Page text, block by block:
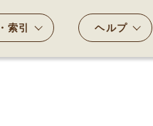
索引 ヘルプ